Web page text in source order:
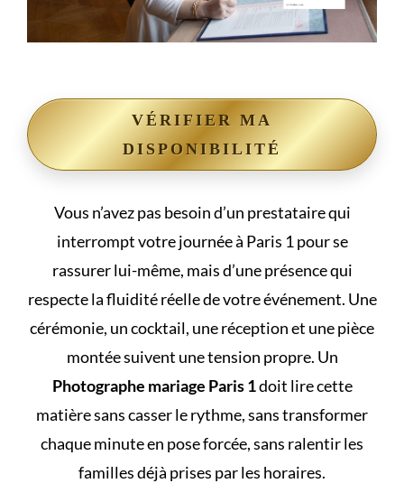
VÉRIFIER MA
DISPONIBILITÉ
Vous n’avez pas besoin d’un prestataire qui
interrompt votre journée à Paris 1 pour se
rassurer lui-même, mais d’une présence qui
respecte la fluidité réelle de votre événement. Une
cérémonie, un cocktail, une réception et une pièce
montée suivent une tension propre. Un
Photographe mariage Paris 1doit lire cette
matière sans casser le rythme, sans transformer
chaque minute en pose forcée, sans ralentir les
familles déjà prises par les horaires.